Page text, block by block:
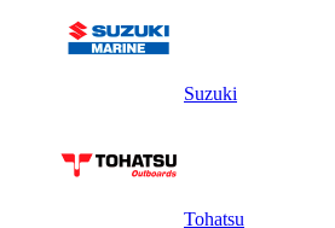
Suzuki
Tohatsu